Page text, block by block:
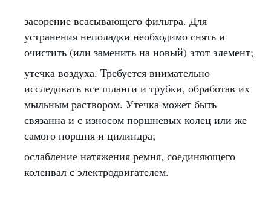
засорение всасывающего фильтра. Для
устранения неполадки необходимо снять и
очистить (или заменить на новый) этот элемент;
утечка воздуха. Требуется внимательно
исследовать все шланги и трубки, обработав их
мыльным раствором. Утечка может быть
связанна и с износом поршневых колец или же
самого поршня и цилиндра;
ослабление натяжения ремня, соединяющего
коленвал с электродвигателем.